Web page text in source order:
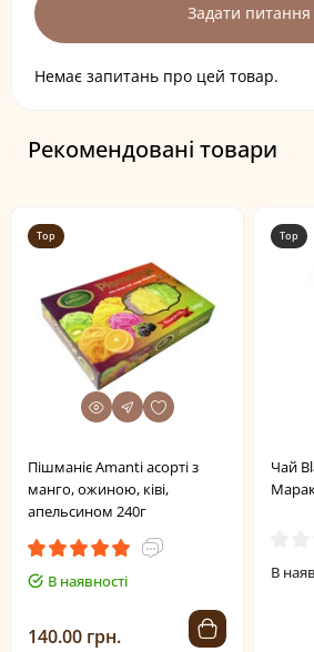
Задати питання
Немає запитань про цей товар.
Рекомендовані товари
Top
Пішманіє Amanti асорті з
манго, ожиною, ківі,
апельсином 240г
В наявності
140.00 грн.
Top
Чай
В